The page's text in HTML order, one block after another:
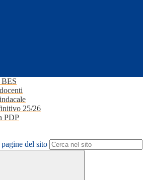
25/26
PDP
del sito